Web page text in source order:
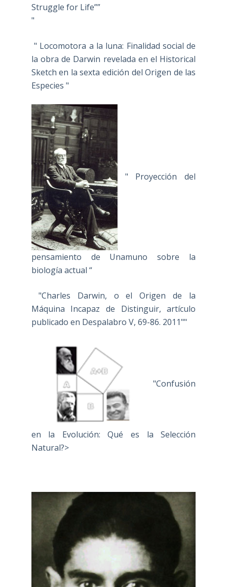
Struggle for Life””
"
" Locomotora a la luna: Finalidad social de
la obra de Darwin revelada en el Historical
Sketch en la sexta edición del Origen de las
Especies "
" Proyección del
pensamiento de Unamuno sobre la
biología actual “
"Charles Darwin, o el Origen de la
Máquina Incapaz de Distinguir, artículo
publicado en Despalabro V, 69-86. 2011""
"Confusión
en la Evolución: Qué es la Selección
Natural?>